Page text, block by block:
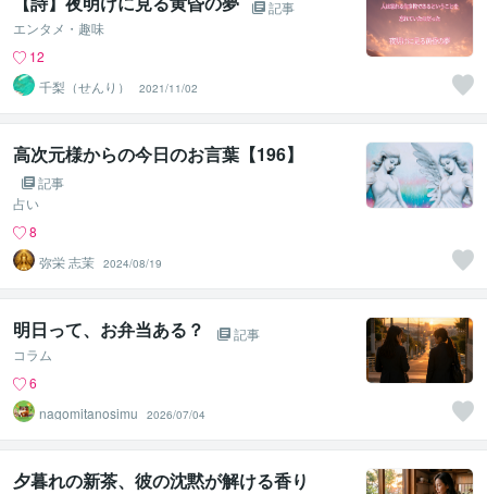
記事
エンタメ・趣味
12
千梨（せんり）
2021/11/02
高次元様からの今日のお言葉【196】
記事
占い
8
弥栄 志茉 2024/08/19
明日って、お弁当ある？
記事
コラム
6
nagomitanosimu
2026/07/04
夕暮れの新茶、彼の沈黙が解ける香り